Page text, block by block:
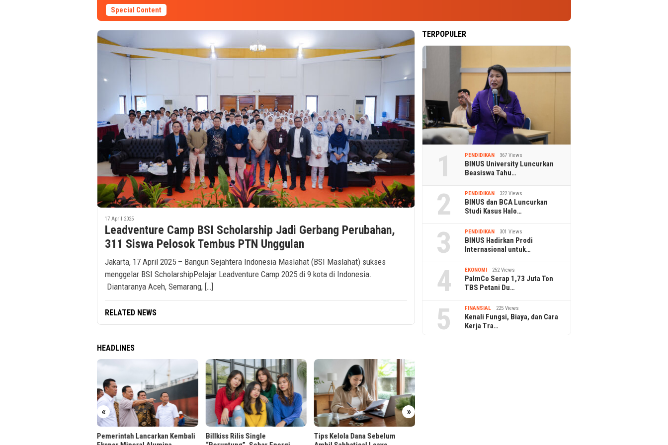
Special Content
17 April 2025
Leadventure Camp BSI Scholarship Jadi Gerbang Perubahan,
311 Siswa Pelosok Tembus PTN Unggulan
Jakarta, 17 April 2025 – Bangun Sejahtera Indonesia Maslahat (BSI Maslahat) sukses
menggelar BSI ScholarshipPelajar Leadventure Camp 2025 di 9 kota di Indonesia.
Diantaranya Aceh, Semarang, […]
RELATED NEWS
HEADLINES
« »
Pemerintah Lancarkan Kembali
Billkiss Rilis Single
Tips Kelola Dana Sebelum
TERPOPULER
1 PENDIDIKAN 367 Views
BINUS University Luncurkan
Beasiswa Tahu…
2 PENDIDIKAN 322 Views
BINUS dan BCA Luncurkan
Studi Kasus Halo…
3 PENDIDIKAN 301 Views
BINUS Hadirkan Prodi
Internasional untuk…
4 EKONOMI 252 Views
PalmCo Serap 1,73 Juta Ton
TBS Petani Du…
5 FINANSIAL 225 Views
Kenali Fungsi, Biaya, dan Cara
Kerja Tra…